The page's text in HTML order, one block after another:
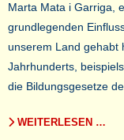
Marta Mata i Garriga,
grundlegenden
unserem Land gehabt
Jahrhunderts,
die Bildungsgesetze
WEITERLESEN …